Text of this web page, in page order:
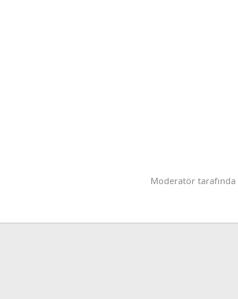
Moderatör